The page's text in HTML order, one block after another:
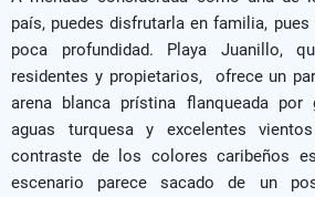
país, puedes disfrutarla en familia,
poca profundidad. Playa Juanillo,
residentes y propietarios, ofrece un
arena blanca prístina flanqueada por
aguas turquesa y excelentes
contraste de los colores caribeños
escenario parece sacado de un